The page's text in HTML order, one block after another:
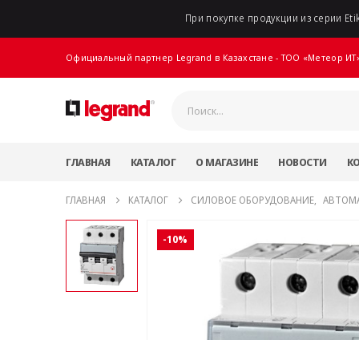
При покупке продукции из серии
Официальный партнер Legrand в Казахстане - ТОО «Метеор
ГЛАВНАЯ КАТАЛОГ О МАГАЗИНЕ НОВОСТИ
ГЛАВНАЯ КАТАЛОГ СИЛОВОЕ ОБОРУДОВАНИЕ,
-10%